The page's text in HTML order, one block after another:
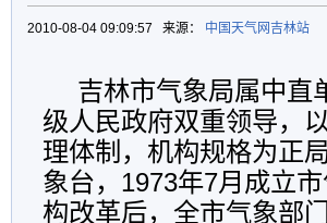
2010-08-04 09:09:57 来源： 中国天气网吉林站
吉林市气象局属中直
级人民政府双重领导，
理体制，机构规格为正
象台，1973年7月成立
构改革后，全市气象部